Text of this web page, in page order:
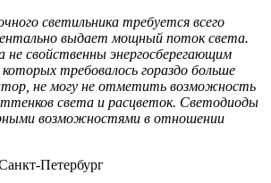
светильника требуется всего
выдает мощный поток света.
не свойственны энергосберегающим
требовалось гораздо больше
не могу не отметить возможность
света и расцветок. Светодиоды
возможностями в отношении
Петербург